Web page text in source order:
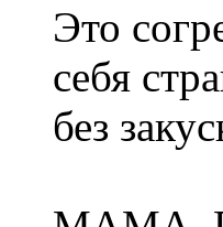
Это
себя
без